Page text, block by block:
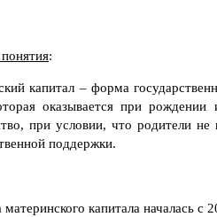
:
капитал – форма
оказывается при
при условии, что родители
поддержки.
капитала началась с